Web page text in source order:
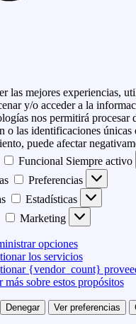
las mejores experiencias,
y/o acceder a la
nos permitirá
o las identificaciones
puede afectar
Funcional Siempre activo
Preferencias
Estadísticas
Marketing
opciones
los servicios
{vendor_count}
más sobre estos propósitos
Denegar Ver preferencias